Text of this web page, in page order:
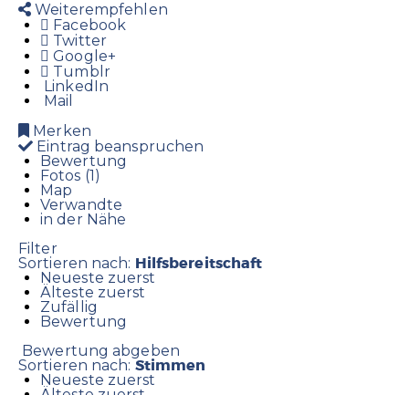
Weiterempfehlen
Facebook
Twitter
Google+
Tumblr
LinkedIn
Mail
Merken
Eintrag beanspruchen
Bewertung
Fotos (1)
Map
Verwandte
in der Nähe
Filter
Sortieren nach: Hilfsbereitschaft
Neueste zuerst
Älteste zuerst
Zufällig
Bewertung
Bewertung abgeben
Sortieren nach: Stimmen
Neueste zuerst